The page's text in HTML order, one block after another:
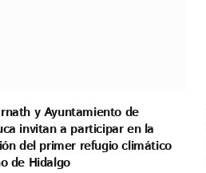
y Ayuntamiento de
invitan a participar en la
del primer refugio climático
de Hidalgo